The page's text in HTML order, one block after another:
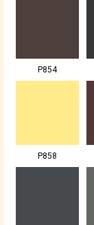
P854
P858